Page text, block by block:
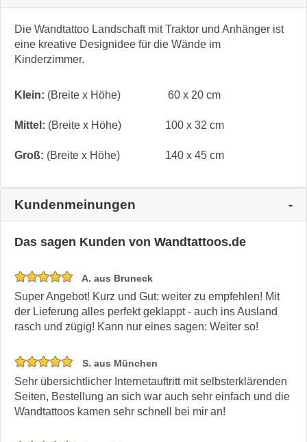
Die Wandtattoo Landschaft mit Traktor und Anhänger ist
eine kreative Designidee für die Wände im
Kinderzimmer.
Klein: (Breite x Höhe) 60 x 20 cm
Mittel: (Breite x Höhe) 100 x 32 cm
Groß: (Breite x Höhe) 140 x 45 cm
Kundenmeinungen
Das sagen Kunden von Wandtattoos.de
A. aus Bruneck
Super Angebot! Kurz und Gut: weiter zu empfehlen! Mit
der Lieferung alles perfekt geklappt - auch ins Ausland
rasch und zügig! Kann nur eines sagen: Weiter so!
S. aus München
Sehr übersichtlicher Internetauftritt mit selbsterklärenden
Seiten, Bestellung an sich war auch sehr einfach und die
Wandtattoos kamen sehr schnell bei mir an!